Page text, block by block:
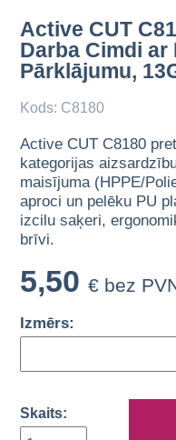
Active CUT
Darba Cimdi ar
Pārklājumu,
Kods: C8180
Active CUT C8180
kategorijas
maisījuma (HPPE/
aproci un pelēku PU
izcilu saķeri,
brīvi.
5,50 € bez
Izmērs:
Skaits: